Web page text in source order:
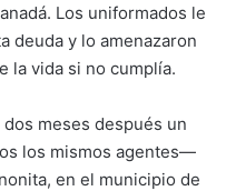
Los uniformados le
deuda y lo amenazaron
la vida si no cumplía.
meses después un
los mismos agentes—
en el municipio de